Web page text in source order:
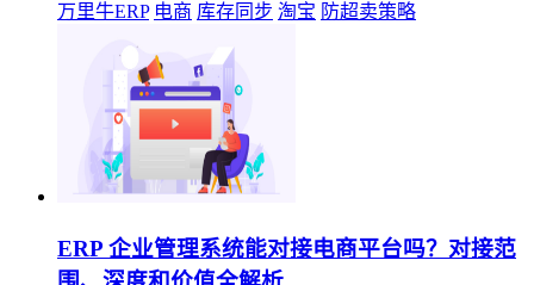
万里牛ERP 电商 库存同步 淘宝 防超卖策略
ERP 企业管理系统能对接电商平台吗？对接范